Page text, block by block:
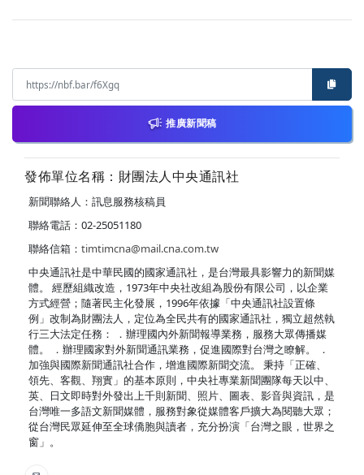
推廣新聞稿
發佈單位名稱：財團法人中央通訊社
新聞聯絡人：訊息服務核稿員
聯絡電話：02-25051180
聯絡信箱： timtimcna@mail.cna.com.tw
中央通訊社是中華民國的國家通訊社，是台灣最具影響力的新聞媒
體。 經歷組織改造，1973年中央社改組為股份有限公司，以企業
方式經營；隨著民主化發展，1996年依據「中央通訊社設置條
例」改制為財團法人，定位為全民共有的國家通訊社，獨立超然執
行三大法定任務： ．辦理國內外新聞報導業務，服務大眾傳播媒
體。 ．辦理國家對外新聞通訊業務，促進國際對台灣之瞭解。 ．
加強與國際新聞通訊社合作，增進國際新聞交流。 秉持「正確、
領先、客觀、翔實」的基本原則，中央社專業新聞團隊每天以中、
英、日文即時對外發出上千則新聞、照片、圖表、影音與資訊，是
台灣唯一多語文新聞媒體，服務對象從媒體客戶擴大為閱聽大眾；
從台灣民眾延伸至全球僑胞與讀者，充分扮演「台灣之眼，世界之
窗」。